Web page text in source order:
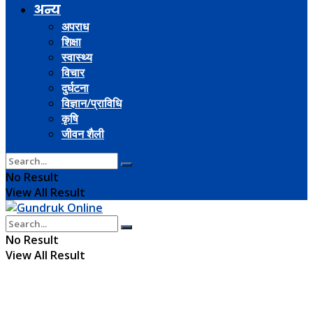
अन्य
अपराध
शिक्षा
स्वास्थ्य
विचार
दुर्घटना
विज्ञान/प्राविधि
कृषि
जीवन शैली
No Result
View All Result
No Result
View All Result